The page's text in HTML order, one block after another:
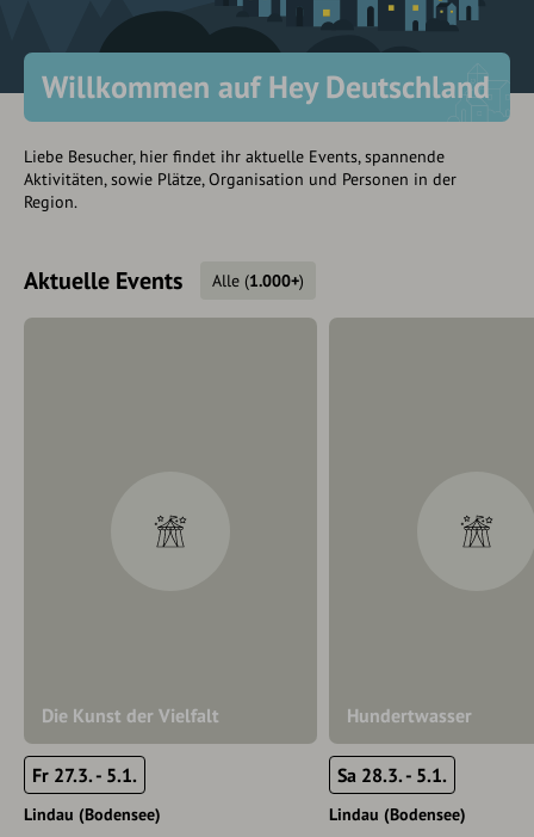
Willkommen auf Hey Deutschland
Liebe Besucher, hier findet ihr aktuelle Events, spannende
Aktivitäten, sowie Plätze, Organisation und Personen in der
Region.
Aktuelle Events Alle (1.000+)
Die Kunst der Vielfalt
Fr 27.3. - 5.1.
Lindau (Bodensee)
Hundertwasser
Sa 28.3. - 5.1.
Lindau (Bodensee)